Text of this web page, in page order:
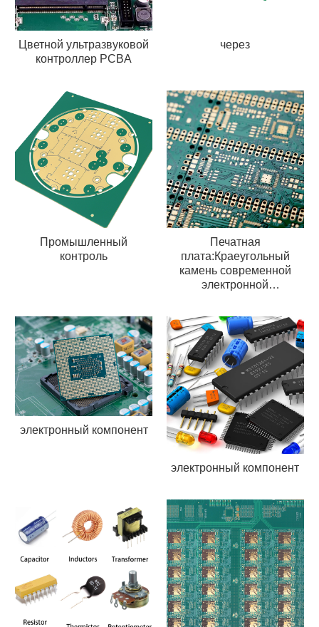
Цветной ультразвуковой
контроллер PCBA
через
Промышленный
контроль
Печатная
плата:Краеугольный
камень современной
электронной
электронный компонент
электронный компонент